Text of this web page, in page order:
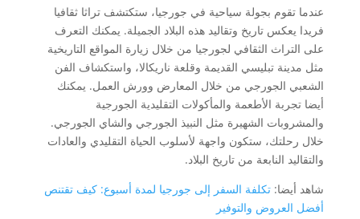
عندما تقوم بجولة سياحية في جورجيا، ستكتشف تراثا ثقافيا
فريدا يعكس تاريخ وتقاليد هذه البلاد الجميلة. يمكنك التعرف
على التراث الثقافي لجورجيا من خلال زيارة المواقع التاريخية
مثل مدينة تبليسي القديمة وقلعة ناريكالا، واستكشاف الفن
الشعبي الجورجي من خلال المعارض وورش العمل. يمكنك
أيضا تجربة الأطعمة والمأكولات التقليدية الجورجية
والمشروبات الشهيرة مثل النبيذ الجورجي والشاي الجورجي.
خلال رحلتك، ستكون واجهة لأسلوب الحياة التقليدي والعادات
والتقاليد النابعة من تاريخ البلاد.
شاهد أيضا: تكلفة السفر إلى جورجيا لمدة أسبوع: كيف تقتنص
أفضل العروض والتوفير